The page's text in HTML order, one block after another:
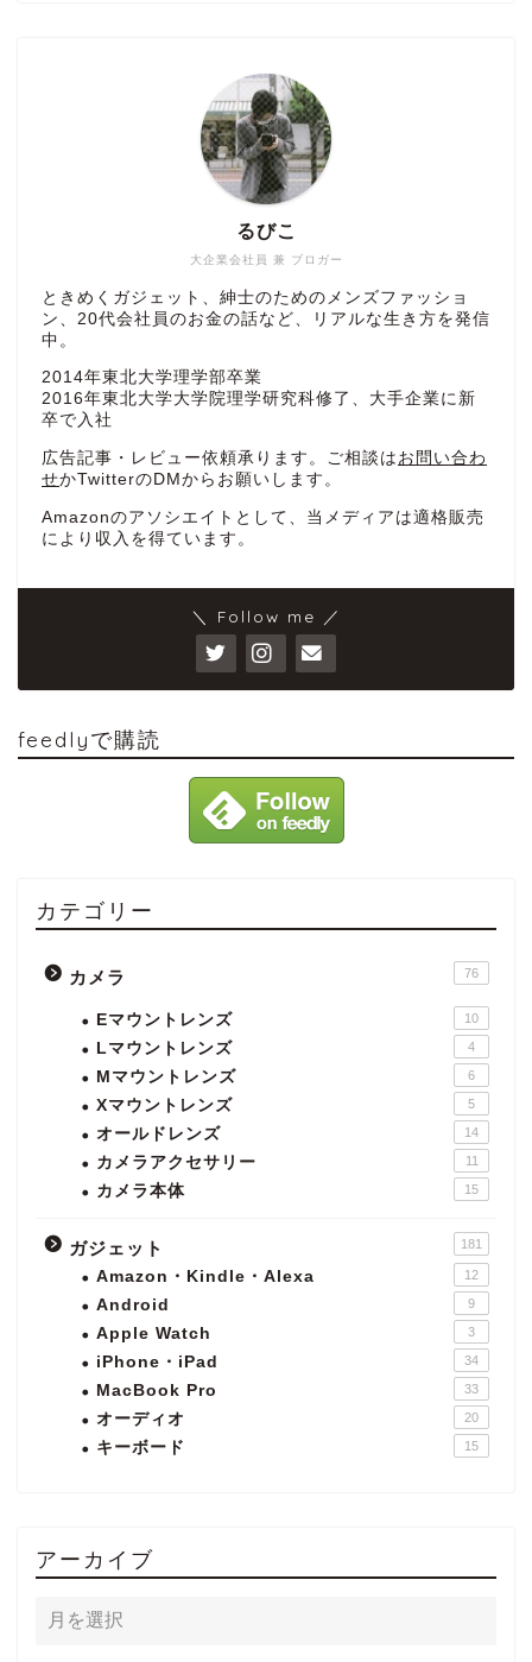
大企業会社員 兼 ブロガー
るびこ
ときめくガジェット、紳士のためのメンズファッショ
ン、20代会社員のお金の話など、リアルな生き方を発信
中。
2014年東北大学理学部卒業
2016年東北大学大学院理学研究科修了、大手企業に新
卒で入社
広告記事・レビュー依頼承ります。ご相談は お問い合わ
せかTwitterのDMからお願いします。
Amazonのアソシエイトとして、当メディアは適格販売
により収入を得ています。
＼ Follow me ／
feedlyで購読
カテゴリー
カメラ 76
Eマウントレンズ 10
Lマウントレンズ 4
Mマウントレンズ 6
Xマウントレンズ 5
オールドレンズ 14
カメラアクセサリー 11
カメラ本体 15
ガジェット 181
Amazon・Kindle・Alexa 12
Android 9
Apple Watch 3
iPhone・iPad 34
MacBook Pro 33
オーディオ 20
キーボード 15
アーカイブ